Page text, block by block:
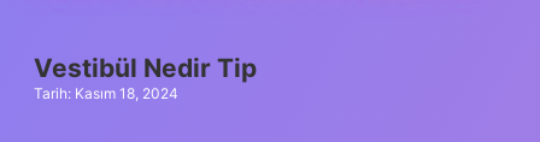
Vestibül Nedir Tip
Tarih: Kasım 18, 2024